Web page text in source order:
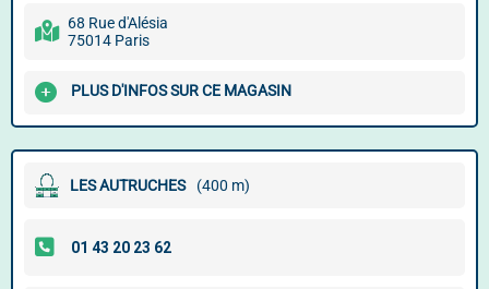
68 Rue d'Alésia
75014 Paris
PLUS D'INFOS SUR CE MAGASIN
LES AUTRUCHES (400 m)